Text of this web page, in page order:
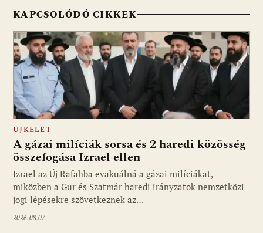
KAPCSOLÓDÓ CIKKEK
ÚJKELET
A gázai milíciák sorsa és 2 haredi közösség
összefogása Izrael ellen
Izrael az Új Rafahba evakuálná a gázai milíciákat,
miközben a Gur és Szatmár haredi irányzatok nemzetközi
jogi lépésekre szövetkeznek az…
2026.08.07.